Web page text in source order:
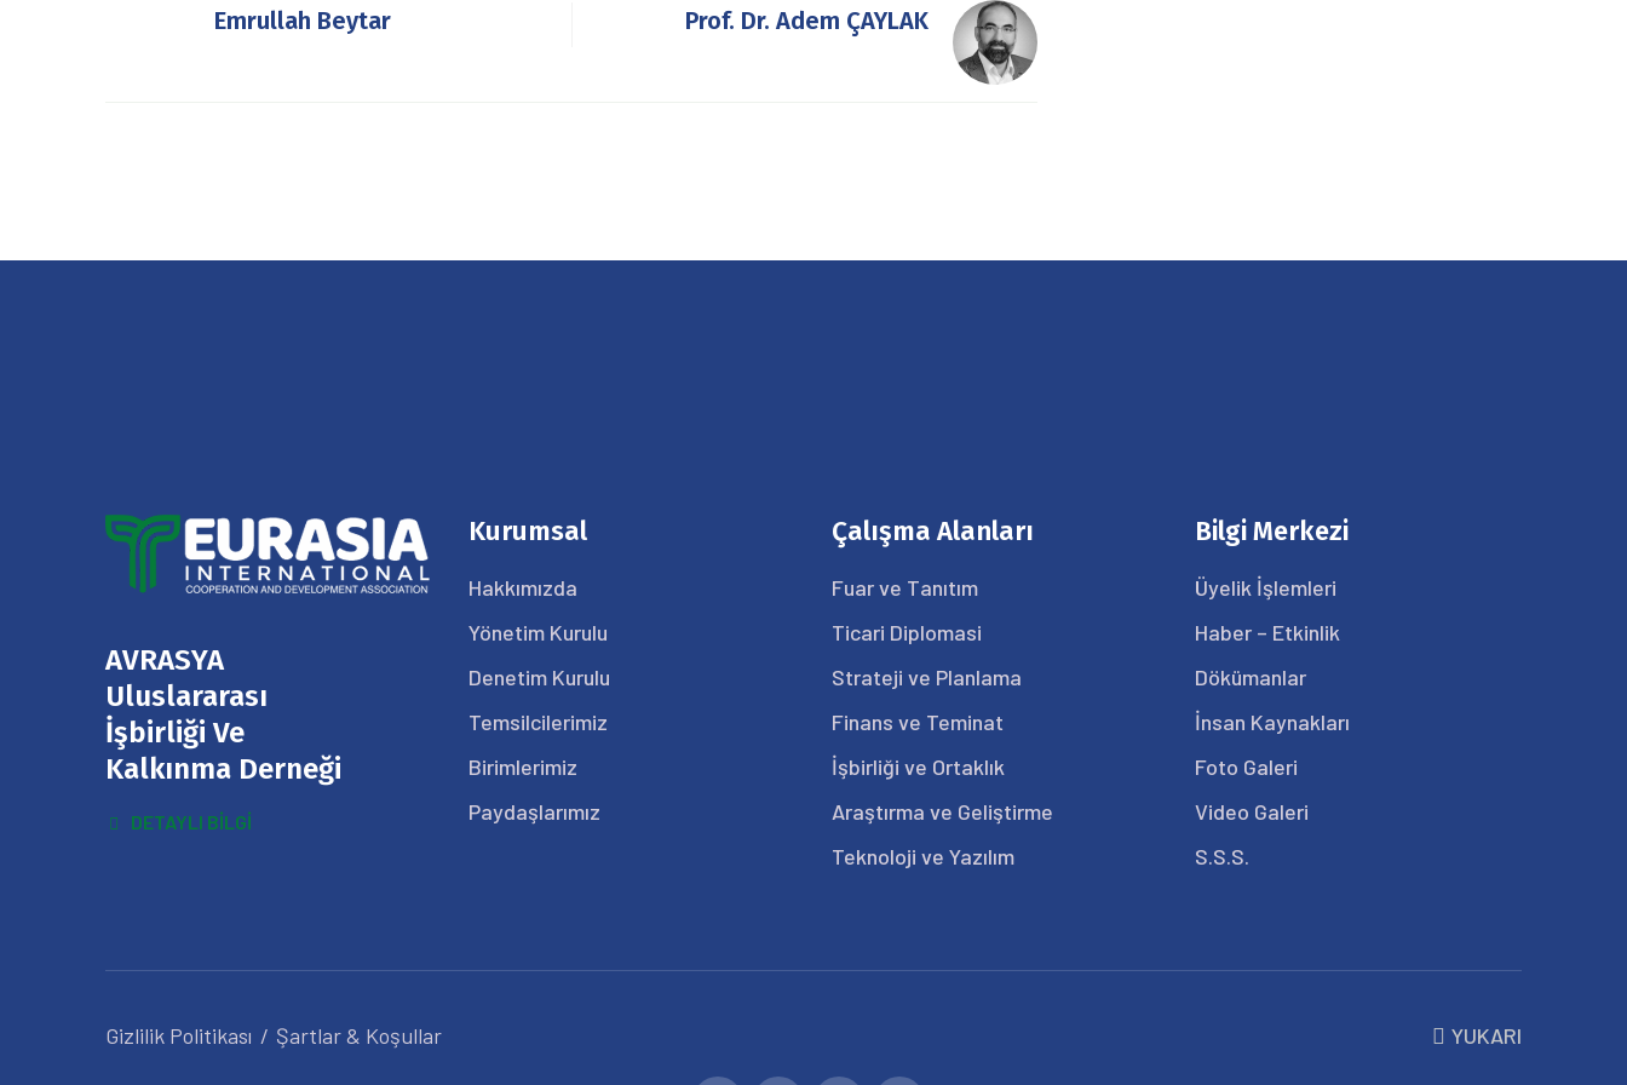
Emrullah Beytar Prof. Dr. Adem ÇAYLAK
AVRASYA
Uluslararası
İşbirliği Ve
Kalkınma Derneği
DETAYLI BILGI
Kurumsal
Hakkımızda
Yönetim Kurulu
Denetim Kurulu
Temsilcilerimiz
Birimlerimiz
Paydaşlarımız
Çalışma Alanları
Fuar ve Tanıtım
Ticari Diplomasi
Strateji ve Planlama
Finans ve Teminat
İşbirliği ve Ortaklık
Araştırma ve Geliştirme
Teknoloji ve Yazılım
Bilgi Merkezi
Üyelik İşlemleri
Haber – Etkinlik
Dökümanlar
İnsan Kaynakları
Foto Galeri
Video Galeri
S.S.S.
Gizlilik Politikası Şartlar & Koşullar YUKARI